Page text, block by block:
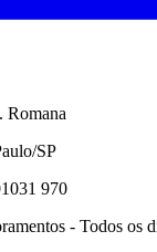
Romana
SP
970
- Todos os